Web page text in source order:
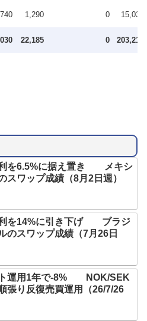
1,290 0 15,030
22,185 0 203,215
を6.5%に据え置き メキシ
スワップ成績（8月2日週）
を14%に引き下げ ブラジ
のスワップ成績（7月26日
ト運用1年で-8% NOK/SEK
張り反復売買運用（26/7/26